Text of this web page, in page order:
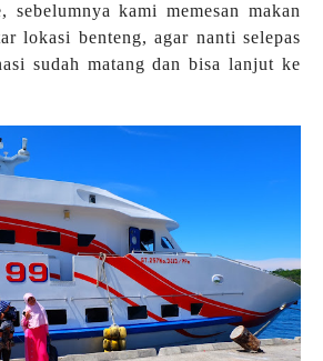
sebelumnya kami memesan makan
lokasi benteng, agar nanti selepas
sudah matang dan bisa lanjut ke